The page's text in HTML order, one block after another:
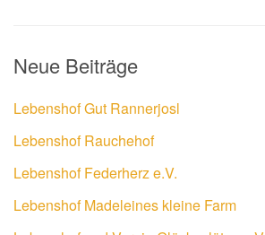
Neue Beiträge
Lebenshof Gut Rannerjosl
Lebenshof Rauchehof
Lebenshof Federherz e.V.
Lebenshof Madeleines kleine Farm